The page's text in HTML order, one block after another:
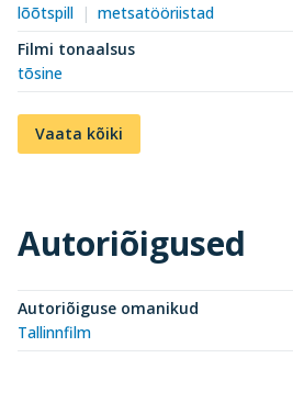
lõõtspill
metsatööriistad
Filmi tonaalsus
tõsine
Vaata kõiki
Autoriõigused
Autoriõiguse omanikud
Tallinnfilm